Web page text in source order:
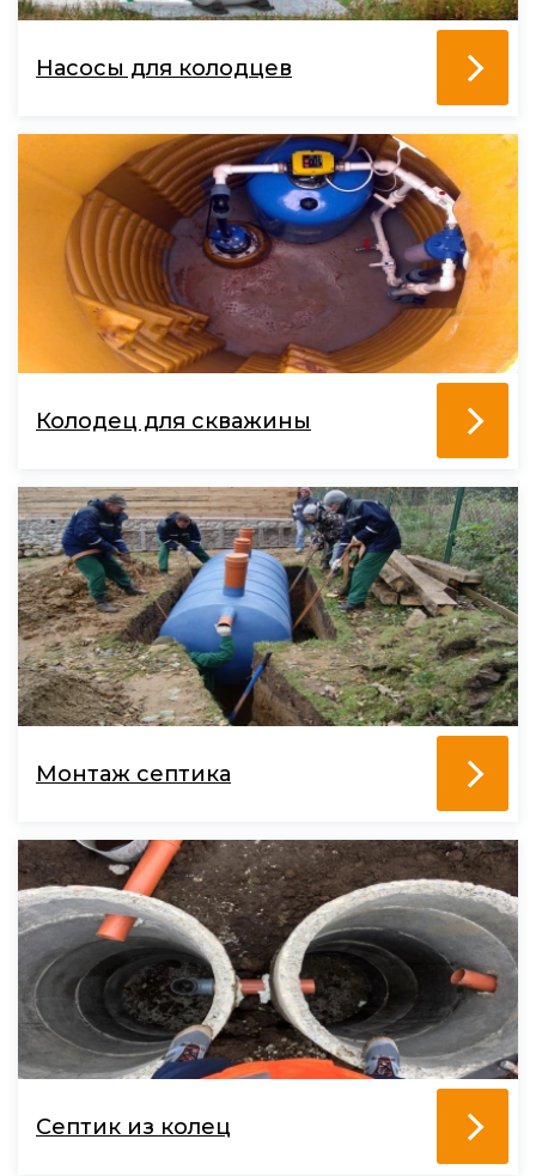
Насосы для колодцев
Колодец для скважины
Монтаж септика
Септик из колец